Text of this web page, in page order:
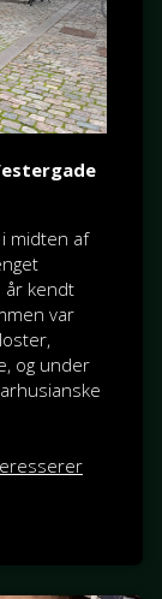
midten af
år kendt
var
og under